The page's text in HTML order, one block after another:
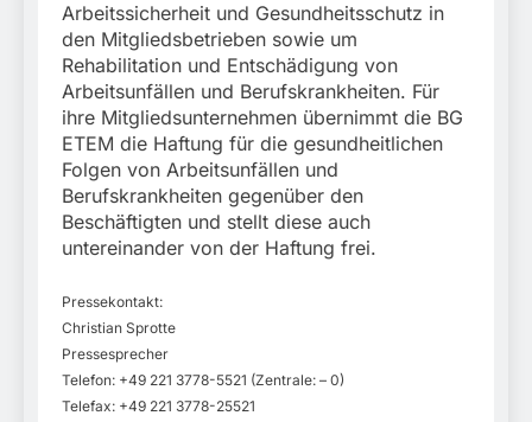
Arbeitssicherheit und Gesundheitsschutz in
den Mitgliedsbetrieben sowie um
Rehabilitation und Entschädigung von
Arbeitsunfällen und Berufskrankheiten. Für
ihre Mitgliedsunternehmen übernimmt die BG
ETEM die Haftung für die gesundheitlichen
Folgen von Arbeitsunfällen und
Berufskrankheiten gegenüber den
Beschäftigten und stellt diese auch
untereinander von der Haftung frei.
Pressekontakt:
Christian Sprotte
Pressesprecher
Telefon: +49 221 3778-5521 (Zentrale: – 0)
Telefax: +49 221 3778-25521